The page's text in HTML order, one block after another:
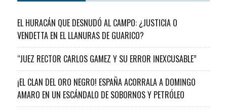
EL HURACÁN QUE DESNUDÓ AL CAMPO: ¿JUSTICIA O
VENDETTA EN EL LLANURAS DE GUARICO?
“JUEZ RECTOR CARLOS GAMEZ Y SU ERROR INEXCUSABLE”
¡EL CLAN DEL ORO NEGRO! ESPAÑA ACORRALA A DOMINGO
AMARO EN UN ESCÁNDALO DE SOBORNOS Y PETRÓLEO